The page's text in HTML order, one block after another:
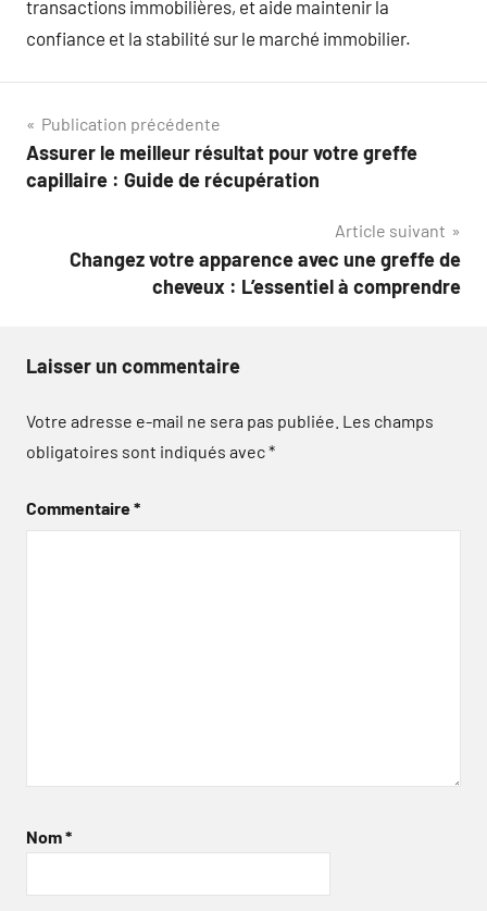
transactions immobilières, et aide maintenir la
confiance et la stabilité sur le marché immobilier.
Navigation
de
Publication précédente
Assurer le meilleur résultat pour votre greffe
capillaire : Guide de récupération
Article suivant
Changez votre apparence avec une greffe de
cheveux : L’essentiel à comprendre
Laisser un commentaire
Votre adresse e-mail ne sera pas publiée. Les champs
obligatoires sont indiqués avec*
Commentaire*
Nom*